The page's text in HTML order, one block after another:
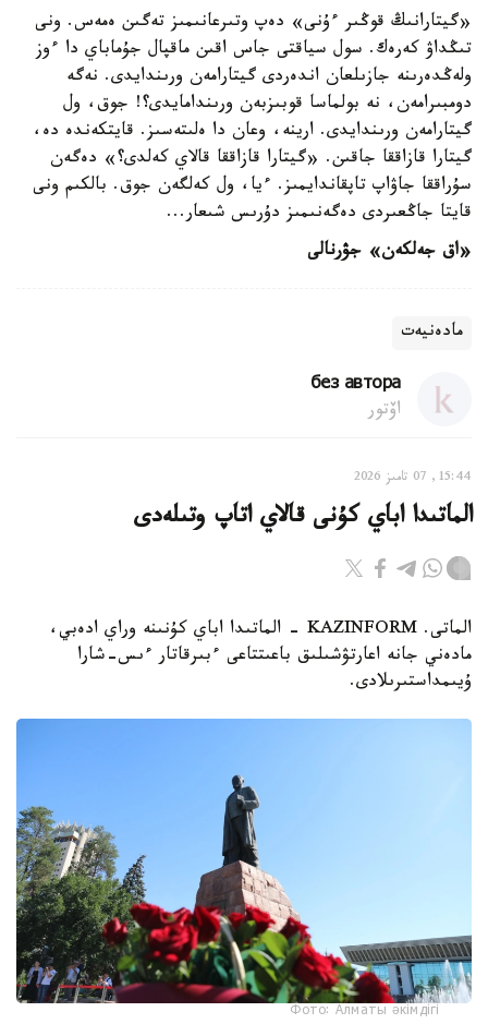
«گيتارانىڭ قوڭىر ءۇنى» دەپ وتىرعانىمىز تەگىن ەمەس. ونى
تىڭداۋ كەرەك. سول سياقتى جاس اقىن ماقپال جۇماباي دا ءوز
ولەڭدەرىنە جازىلعان اندەردى گيتارامەن ورىندايدى. نەگە
دومبىرامەن، نە بولماسا قوبىزبەن ورىندامايدى؟! جوق، ول
گيتارامەن ورىندايدى. ارينە، وعان دا ەلىتەسىز. قايتكەندە دە،
گيتارا قازاققا جاقىن. «گيتارا قازاققا قالاي كەلدى؟» دەگەن
سۇراققا جاۋاپ تاپقاندايمىز. ءيا، ول كەلگەن جوق. بالكىم ونى
قايتا جاڭعىردى دەگەنىمىز دۇرىس شىعار...
«اق جەلكەن» جۋرنالى
مادەنيەت
без автора
اۆتور
15:44, 07 تامىز 2026
الماتىدا اباي كۇنى قالاي اتاپ وتىلەدى
الماتى. KAZINFORM - الماتىدا اباي كۇنىنە وراي ادەبي،
مادەني جانە اعارتۋشىلىق باعىتتاعى ءبىرقاتار ءىس-شارا
ۇيىمداستىرىلادى.
Фото: Алматы әкімдігі